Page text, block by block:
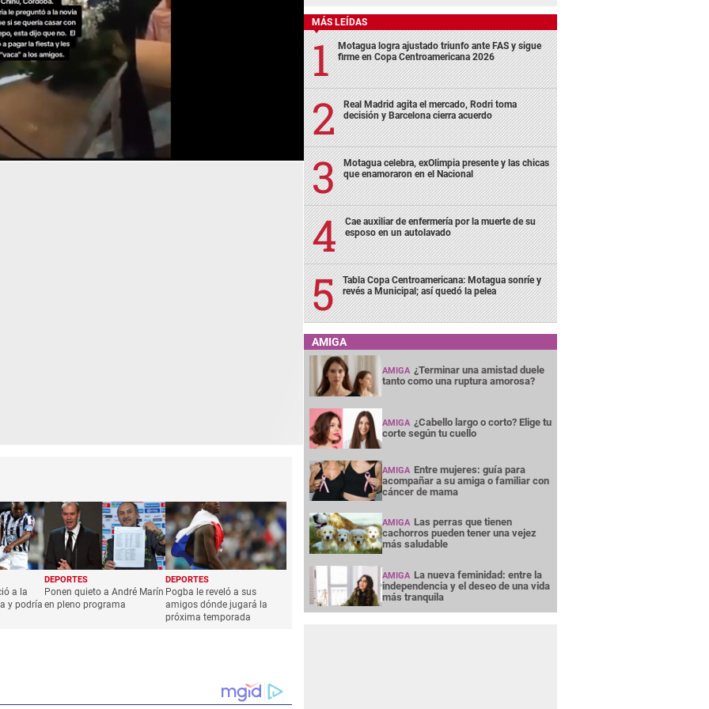
a la
y podría
DEPORTES
Ponen quieto a André Marín
en pleno programa
DEPORTES
Pogba le reveló a sus
amigos dónde jugará la
próxima temporada
MÁS LEÍDAS
Motagua logra ajustado triunfo ante FAS y sigue
firme en Copa Centroamericana 2026
Real Madrid agita el mercado, Rodri toma
decisión y Barcelona cierra acuerdo
Motagua celebra, exOlimpia presente y las chicas
que enamoraron en el Nacional
Cae auxiliar de enfermería por la muerte de su
esposo en un autolavado
Tabla Copa Centroamericana: Motagua sonríe y
revés a Municipal; así quedó la pelea
AMIGA
AMIGA ¿Terminar una amistad duele
tanto como una ruptura amorosa?
AMIGA ¿Cabello largo o corto? Elige tu
corte según tu cuello
AMIGA Entre mujeres: guía para
acompañar a su amiga o familiar con
cáncer de mama
AMIGA Las perras que tienen
cachorros pueden tener una vejez
más saludable
AMIGA La nueva feminidad: entre la
independencia y el deseo de una vida
más tranquila